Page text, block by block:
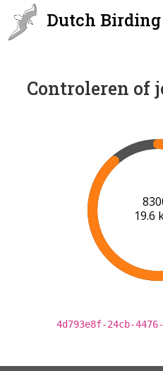
Dutch Birding
Controleren of
19.7
4d793e8f-24cb-